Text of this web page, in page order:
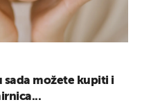
sada možete kupiti i